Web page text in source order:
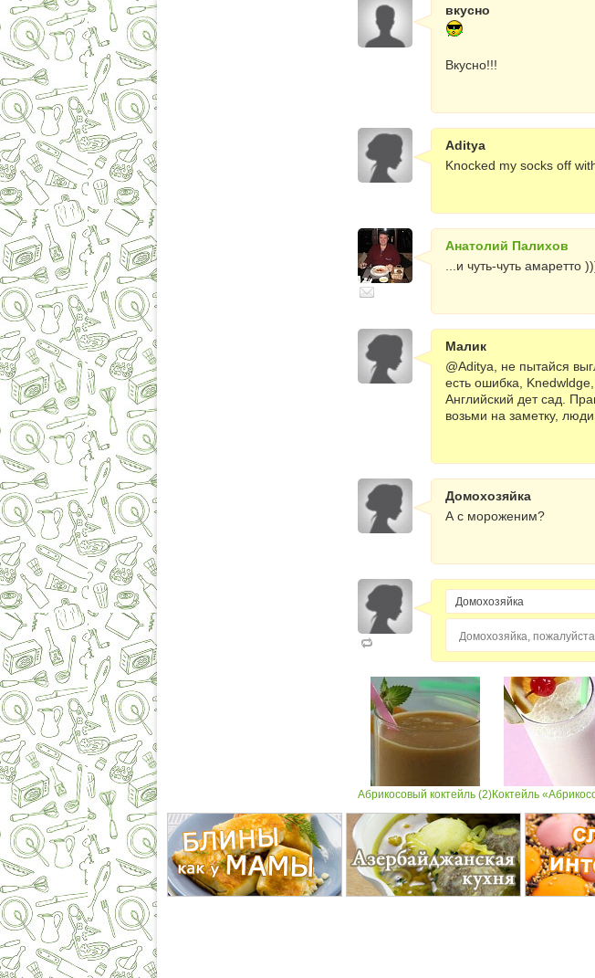
вкусно
Вкусно!!!
Aditya
Knocked my socks off
Анатолий Палихов
...и чуть-чуть амаретто
Малик
@Aditya, не пытайся
есть ошибка,
Английский дет сад.
возьми на заметку,
Домохозяйка
А с мороженим?
Домохозяйка,
Абрикосовый коктейль (2)Коктейль